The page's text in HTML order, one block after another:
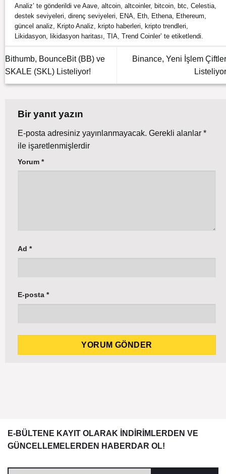
Analiz’ te gönderildi veAave ,altcoin ,altcoinler, bitcoin btc ,Celestia
destek seviyeleri ,direnç seviyeleri ENA Eth Ethena Ethereum
güncel analiz
Kripto Analiz kripto haberleri kripto trendleri
Likidasyon
likidasyon haritası ,TIA ,Trend Coinler’ te etiketlendi.
Bithumb, BounceBit (BB) ve
SKALE (SKL) Listeliyor!
Binance, Yeni İşlem
Bir yanıt yazın
E-posta adresiniz yayınlanmayacak. Gerekli alanlar *
ile işaretlenmişlerdir
Yorum *
Ad *
E-posta *
E-BÜLTENE KAYIT OLARAK İNDİRİMLERDEN VE
GÜNCELLEMELERDEN HABERDAR OL!